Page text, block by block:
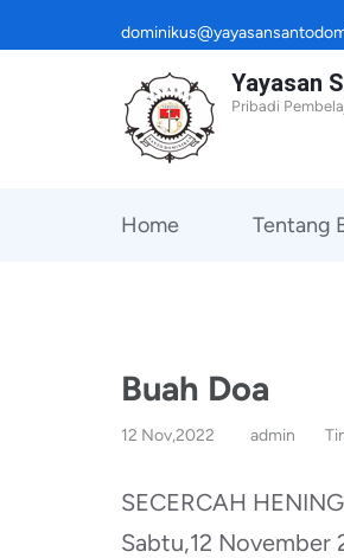
ke
Yayasan
Pribadi
Home Tentang
Buah Doa
12 Nov,2022 admin
SECERCAH HENING
Sabtu,12 November